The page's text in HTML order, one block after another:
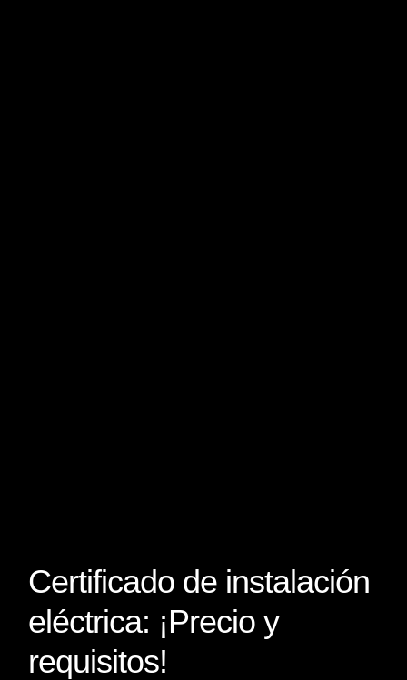
Certificado de instalación
eléctrica: ¡Precio y
requisitos!